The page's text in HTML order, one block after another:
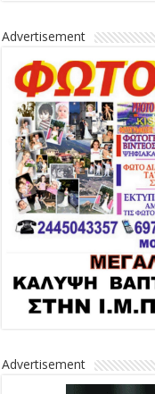
Advertisement
Advertisement